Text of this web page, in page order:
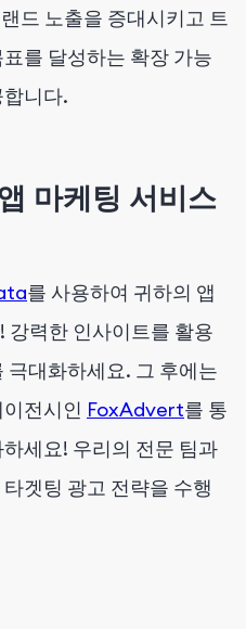
드 노출을 증대시키고 트
를 달성하는 확장 가능
니다.
마케팅 서비스
를 사용하여 귀하의 앱
강력한 인사이트를 활용
대화하세요. 그 후에는
전시인 FoxAdvert를 통
세요! 우리의 전문 팀과
겟팅 광고 전략을 수행